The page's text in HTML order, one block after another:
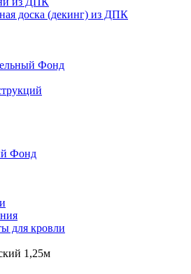
доска (декинг) из ДПК
Фонд
Фонд
для кровли
1,25м